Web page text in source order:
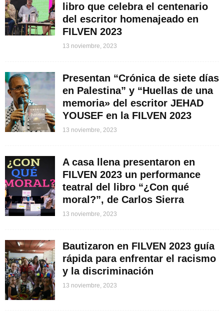
libro que celebra el centenario
del escritor homenajeado en
FILVEN 2023
13 noviembre, 2023
Presentan “Crónica de siete días
en Palestina” y “Huellas de una
memoria» del escritor JEHAD
YOUSEF en la FILVEN 2023
13 noviembre, 2023
A casa llena presentaron en
FILVEN 2023 un performance
teatral del libro “¿Con qué
moral?”, de Carlos Sierra
13 noviembre, 2023
Bautizaron en FILVEN 2023 guía
rápida para enfrentar el racismo
y la discriminación
13 noviembre, 2023